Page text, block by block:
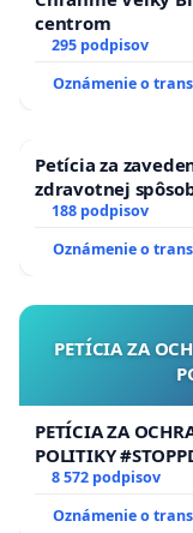
centrom
295 podpisov
Oznámenie o
Petícia za
zdravotnej
pri prijímaní do
188 podpisov
Oznámenie o
PETÍCIA ZA
PETÍCIA ZA
POLITIKY
8 572 podpisov
Oznámenie o